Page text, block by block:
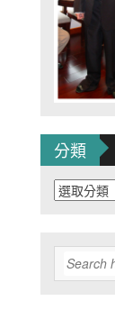
分類
分
類